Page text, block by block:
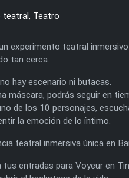
teatral, Teatro
experimento teatral
tan cerca.
hay escenario ni butacas.
máscara, podrás seguir en
de los 10 personajes,
la emoción de lo íntimo.
teatral inmersiva única en
tus entradas para Voyeur en